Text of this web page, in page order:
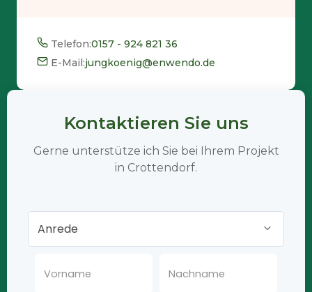
Telefon:0157 - 924 821 36
E-Mail:jungkoenig@enwendo.de
Kontaktieren Sie uns
Gerne unterstütze ich Sie bei Ihrem Projekt
in Crottendorf.